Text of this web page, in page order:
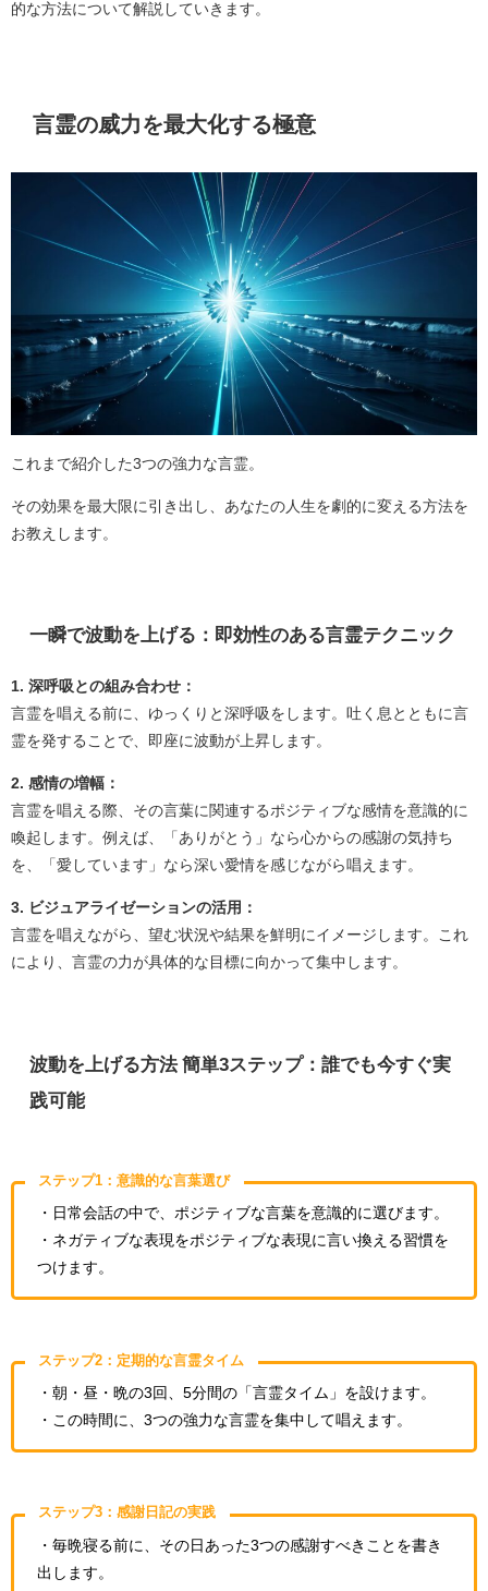
的な方法について解説していきます。
言霊の威力を最大化する極意
これまで紹介した3つの強力な言霊。
その効果を最大限に引き出し、あなたの人生を劇的に変える方法を
お教えします。
一瞬で波動を上げる：即効性のある言霊テクニック
1. 深呼吸との組み合わせ：
言霊を唱える前に、ゆっくりと深呼吸をします。吐く息とともに言
霊を発することで、即座に波動が上昇します。
2. 感情の増幅：
言霊を唱える際、その言葉に関連するポジティブな感情を意識的に
喚起します。例えば、「ありがとう」なら心からの感謝の気持ち
を、「愛しています」なら深い愛情を感じながら唱えます。
3. ビジュアライゼーションの活用：
言霊を唱えながら、望む状況や結果を鮮明にイメージします。これ
により、言霊の力が具体的な目標に向かって集中します。
波動を上げる方法 簡単3ステップ：誰でも今すぐ実
践可能
ステップ1：意識的な言葉選び
・日常会話の中で、ポジティブな言葉を意識的に選びます。
・ネガティブな表現をポジティブな表現に言い換える習慣を
つけます。
ステップ2：定期的な言霊タイム
・朝・昼・晩の3回、5分間の「言霊タイム」を設けます。
・この時間に、3つの強力な言霊を集中して唱えます。
ステップ3：感謝日記の実践
・毎晩寝る前に、その日あった3つの感謝すべきことを書き
出します。